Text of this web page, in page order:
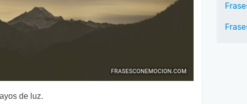
de luz.